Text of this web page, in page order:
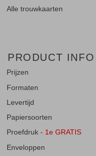
Alle trouwkaarten
PRODUCT INFO
Prijzen
Formaten
Levertijd
Papiersoorten
Proefdruk- 1e GRATIS
Enveloppen